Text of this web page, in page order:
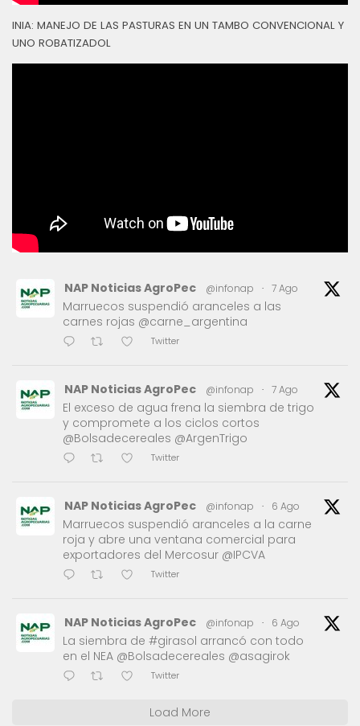
INIA: MANEJO DE LAS PASTURAS EN UN TAMBO CONVENCIONAL Y
UNO ROBATIZADOL
NAP Noticias AgroPec @infonap · 7 Ago
Marruecos suspendió aranceles a las
carnes rojas @carne_argentina
Twitter
NAP Noticias AgroPec @infonap · 7 Ago
El exceso de agua frena la siembra de trigo
y compromete a los ciclos cortos
@Bolsadecereales @ArgenTrigo
Twitter
NAP Noticias AgroPec @infonap · 6 Ago
Marruecos suspendió aranceles a la carne
roja y abre una ventana comercial para
exportadores del Mercosur @IPCVA
Twitter
NAP Noticias AgroPec @infonap · 6 Ago
La siembra de #girasol arrancó con todo
en el NEA @Bolsadecereales @asagirok
Twitter
Load More